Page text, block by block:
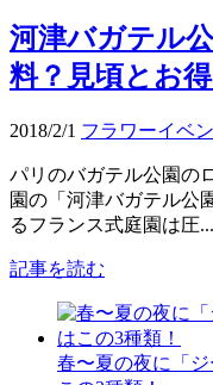
河津バガテル
料？見頃とお
2018/2/1 フラワーイベ
パリのバガテル公園の
園の「河津バガテル公
るフランス式庭園は圧...
記事を読む
春〜夏の夜に「